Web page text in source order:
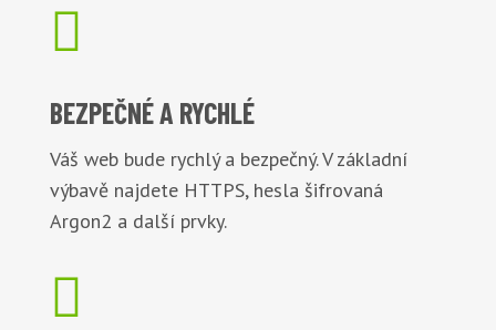

BEZPEČNÉA RYCHLÉ
Váš web bude rychlý a bezpečný. V základní
výbavě najdete HTTPS, hesla šifrovaná
Argon2 a další prvky.
